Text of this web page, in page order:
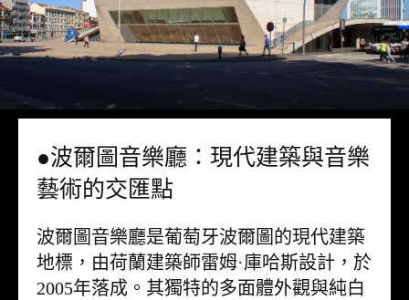
●波爾圖音樂廳：現代建築與音樂
藝術的交匯點
波爾圖音樂廳是葡萄牙波爾圖的現代建築
地標，由荷蘭建築師雷姆·庫哈斯設計，於
2005年落成。其獨特的多面體外觀與純白